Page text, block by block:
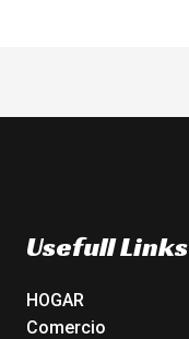
Usefull Links
HOGAR
Comercio